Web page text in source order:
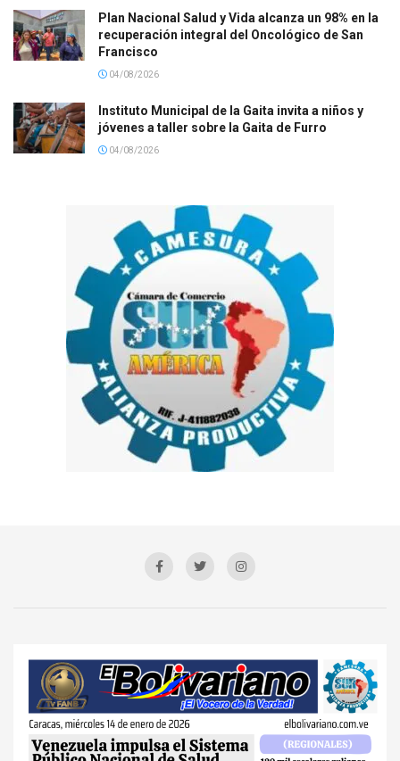
Plan Nacional Salud y Vida alcanza un 98% en la
recuperación integral del Oncológico de San
Francisco
04/08/2026
Instituto Municipal de la Gaita invita a niños y
jóvenes a taller sobre la Gaita de Furro
04/08/2026